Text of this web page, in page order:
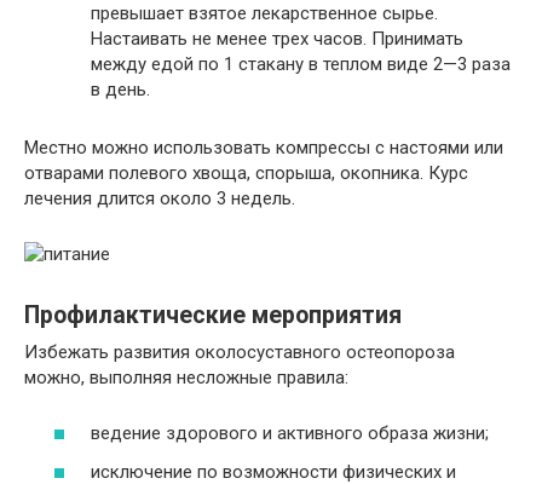
превышает взятое лекарственное сырье.
Настаивать не менее трех часов. Принимать
между едой по 1 стакану в теплом виде 2—3 раза
в день.
Местно можно использовать компрессы с настоями или
отварами полевого хвоща, спорыша, окопника. Курс
лечения длится около 3 недель.
Профилактические мероприятия
Избежать развития околосуставного остеопороза
можно, выполняя несложные правила:
ведение здорового и активного образа жизни;
исключение по возможности физических и